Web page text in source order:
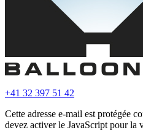
+41 32 397 51 42
Cette adresse e-mail est protégée
devez activer le JavaScript pour la